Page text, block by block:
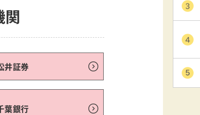
関
井証券
葉銀行